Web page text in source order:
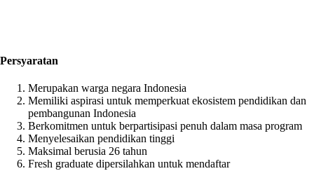
Persyaratan
Merupakan warga negara Indonesia
Memiliki aspirasi untuk memperkuat ekosistem pendidikan dan
pembangunan Indonesia
Berkomitmen untuk berpartisipasi penuh dalam masa program
Menyelesaikan pendidikan tinggi
Maksimal berusia 26 tahun
Fresh graduate dipersilahkan untuk mendaftar